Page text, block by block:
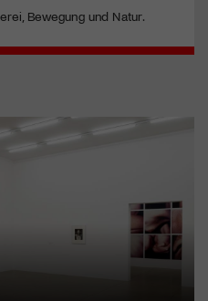
Bewegung und Natur.